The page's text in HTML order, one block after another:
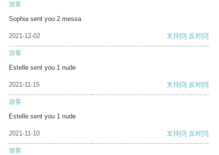
游客
Sophia sent you 2 messa
2021-12-02 支持[0] 反对[0]
游客
Estelle sent you 1 nude
2021-11-15 支持[0] 反对[0]
游客
Estelle sent you 1 nude
2021-11-10 支持[0] 反对[0]
游客